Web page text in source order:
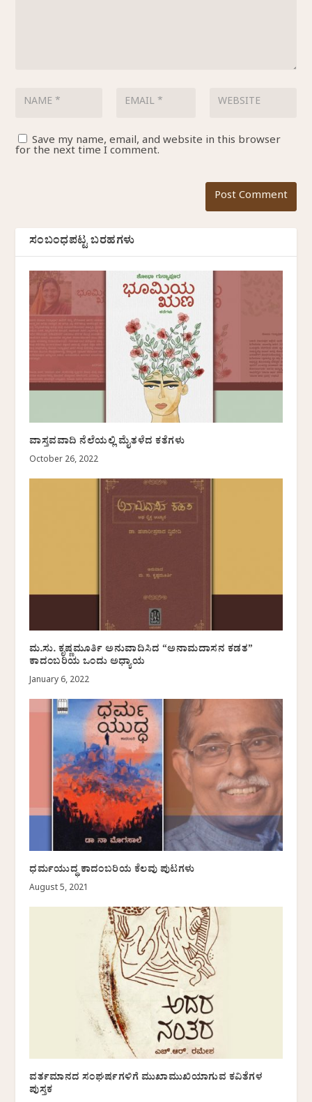
Save my name, email, and website in this browser
for the next time I comment.
ಸಂಬಂಧಪಟ್ಟ ಬರಹಗಳು
ವಾಸ್ತವವಾದಿ ನೆಲೆಯಲ್ಲಿ ಮೈತಳೆದ ಕತೆಗಳು
October 26, 2022
ಮ.ಸು. ಕೃಷ್ಣಮೂರ್ತಿ ಅನುವಾದಿಸಿದ “ಅನಾಮದಾಸನ ಕಡತ”
ಕಾದಂಬರಿಯ ಒಂದು ಅಧ್ಯಾಯ
January 6, 2022
ಧರ್ಮಯುದ್ಧ ಕಾದಂಬರಿಯ ಕೆಲವು ಪುಟಗಳು
August 5, 2021
ವರ್ತಮಾನದ ಸಂಘರ್ಷಗಳಿಗೆ ಮುಖಾಮುಖಿಯಾಗುವ ಕವಿತೆಗಳ
ಪುಸ್ತಕ